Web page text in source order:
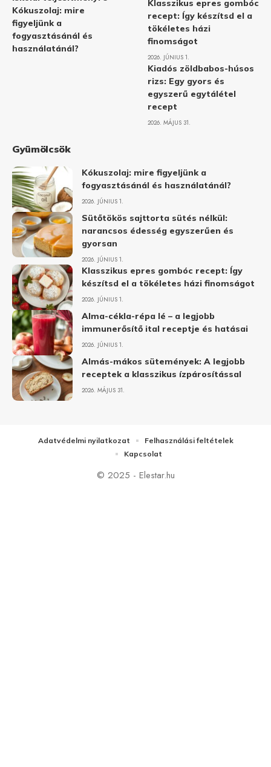
Kókuszolaj: mire
figyeljünk a
fogyasztásánál és
használatánál?
Klasszikus epres gombóc
recept: Így készítsd el a
tökéletes házi
finomságot
2026. JÚNIUS 1.
Kiadós zöldbabos-húsos
rizs: Egy gyors és
egyszerű egytálétel
recept
2026. MÁJUS 31.
Gyümölcsök
Kókuszolaj: mire figyeljünk a
fogyasztásánál és használatánál?
2026. JÚNIUS 1.
Sütőtökös sajttorta sütés nélkül:
narancsos édesség egyszerűen és
gyorsan
2026. JÚNIUS 1.
Klasszikus epres gombóc recept: Így
készítsd el a tökéletes házi finomságot
2026. JÚNIUS 1.
Alma-cékla-répa lé – a legjobb
immunerősítő ital receptje és hatásai
2026. JÚNIUS 1.
Almás-mákos sütemények: A legjobb
receptek a klasszikus ízpárosítással
2026. MÁJUS 31.
© 2025 - Elestar.hu
Adatvédelmi nyilatkozat
Felhasználási feltételek
Kapcsolat